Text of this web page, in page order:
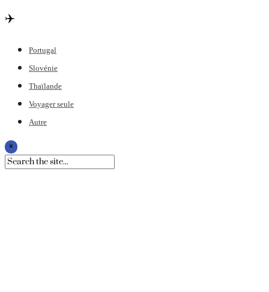
✈️
Portugal
Slovénie
Thaïlande
Voyager seule
Autre
×